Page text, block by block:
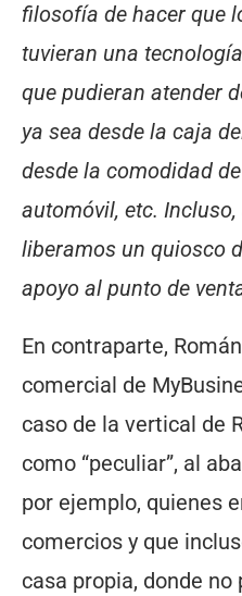
filosofía de hacer que
tuvieran una
que pudieran atender
ya sea desde la caja
desde la comodidad
automóvil, etc.
liberamos un quiosco
apoyo al punto de
En contraparte,
comercial de
caso de la vertical de
como “peculiar”, al
por ejemplo, quienes
comercios y que
casa propia, donde no